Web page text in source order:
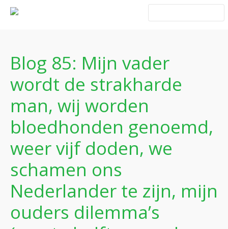
theemeubel
Boeken
Verhalen
Gedichten
Contact
Blog 85: Mijn vader
wordt de strakharde
man, wij worden
bloedhonden genoemd,
weer vijf doden, we
schamen ons
Nederlander te zijn, mijn
ouders dilemma’s